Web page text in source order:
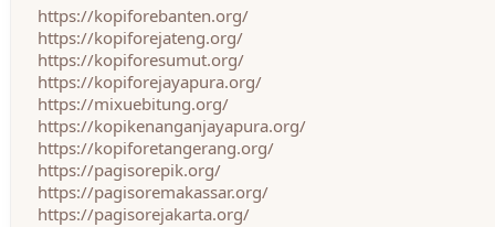
https://kopiforebanten.org/
https://kopiforejateng.org/
https://kopiforesumut.org/
https://kopiforejayapura.org/
https://mixuebitung.org/
https://kopikenanganjayapura.org/
https://kopiforetangerang.org/
https://pagisorepik.org/
https://pagisoremakassar.org/
https://pagisorejakarta.org/